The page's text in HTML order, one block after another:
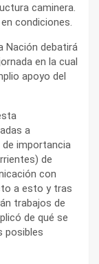
caminera.
condiciones.
Nación debatirá
en la cual
apoyo del
a
importancia
de
con
a esto y tras
trabajos de
de qué se
posibles